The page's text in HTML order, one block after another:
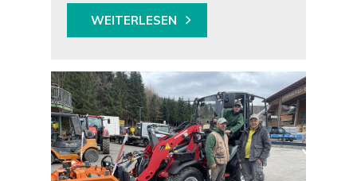
WEITERLESEN